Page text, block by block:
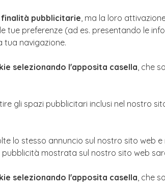
finalità pubblicitarie, ma la loro
tue preferenze (ad es. presentando le
tua navigazione.
selezionando l'apposita casella, che
gli spazi pubblicitari inclusi nel nostro
lo stesso annuncio sul nostro sito web
mostrata sul nostro sito web
selezionando l'apposita casella, che